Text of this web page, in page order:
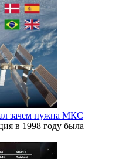
зачем нужна МКС
в 1998 году была